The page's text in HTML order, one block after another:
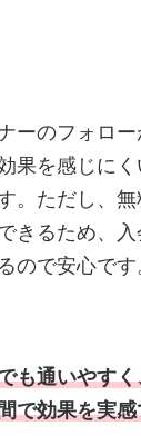
ーのフォロ
果を感じに
。ただし、
きるため、
ので安心です
も通いやす
で効果を実